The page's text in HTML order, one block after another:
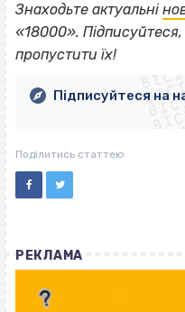
Знаходьте актуальні
«18000».
пропустити їх!
Підписуйтеся на
Поділитись статтею
РЕКЛАМА